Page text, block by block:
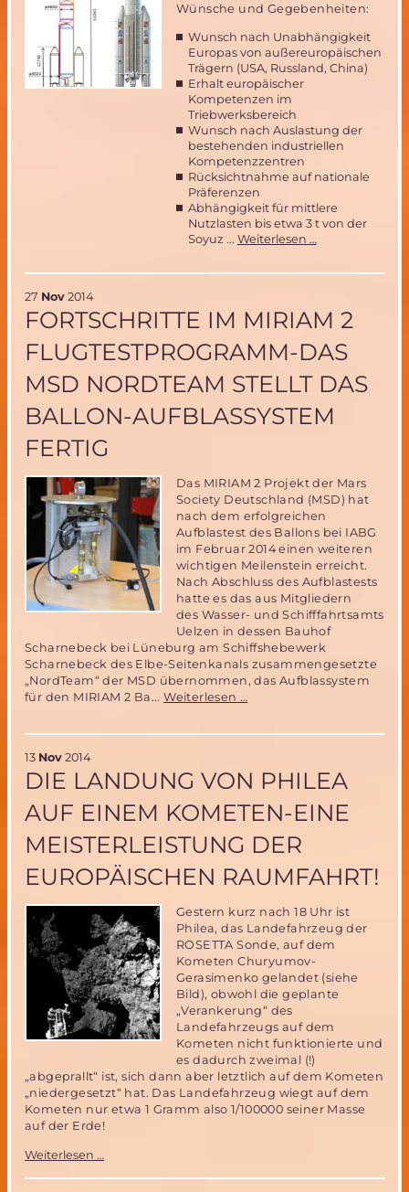
Wünsche und Gegebenheiten:
Wunsch nach Unabhängigkeit
Europas von außereuropäischen
Trägern (USA, Russland, China)
Erhalt europäischer
Kompetenzen im
Triebwerksbereich
Wunsch nach Auslastung der
bestehenden industriellen
Kompetenzzentren
Rücksichtnahme auf nationale
Präferenzen
Abhängigkeit für mittlere
Nutzlasten bis etwa 3 t von der
Soyuz ... Weiterlesen …Das
5
27 Nov 2014
FORTSCHRITTE IM MIRIAM 2
FLUGTESTPROGRAMM-DAS
MSD NORDTEAM STELLT DAS
BALLON-AUFBLASSYSTEM
FERTIG
Das MIRIAM 2 Projekt der Mars
Society Deutschland (MSD) hat
nach dem erfolgreichen
Aufblastest des Ballons bei IABG
im Februar 2014 einen weiteren
wichtigen Meilenstein erreicht.
Nach Abschluss des Aufblastests
hatte es das aus Mitgliedern
des Wasser- und Schifffahrtsamts
Uelzen in dessen Bauhof
Scharnebeck bei Lüneburg am Schiffshebewerk
Scharnebeck des Elbe-Seitenkanals zusammengesetzte
„NordTeam“ der MSD übernommen, das Aufblassystem
für den MIRIAM 2 Ba...Weiterlesen …
das
NordTeam
Das
Aufblassystem
13 Nov 2014
DIE LANDUNG VON PHILEA
AUF EINEM KOMETEN-EINE
MEISTERLEISTUNG DER
EUROPÄISCHEN RAUMFAHRT!
Gestern kurz nach 18 Uhr ist
Philea, das Landefahrzeug der
ROSETTA Sonde, auf dem
Kometen Churyumov-
Gerasimenko gelandet (siehe
Bild), obwohl die geplante
„Verankerung“ des
Landefahrzeugs auf dem
Kometen nicht funktionierte und
es dadurch zweimal (!)
„abgeprallt“ ist, sich dann aber letztlich auf dem Kometen
„niedergesetzt“ hat. Das Landefahrzeug wiegt auf dem
Kometen nur etwa 1 Gramm also 1/100000 seiner Masse
auf der Erde!
Weiterlesen …